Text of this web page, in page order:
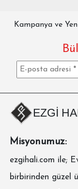
Kampanya ve
EZGİ
Misyonumuz:
ezgihali.com ile;
birbirinden güzel